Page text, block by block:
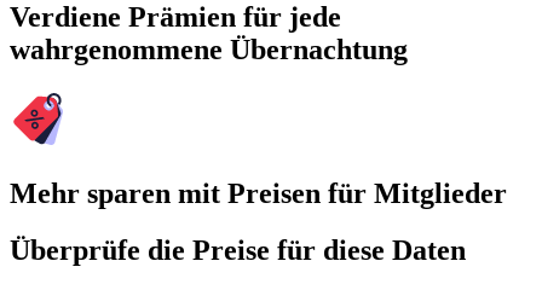
Verdiene Prämien für jede
wahrgenommene Übernachtung
Mehr sparen mit Preisen für Mitglieder
Überprüfe die Preise für diese Daten